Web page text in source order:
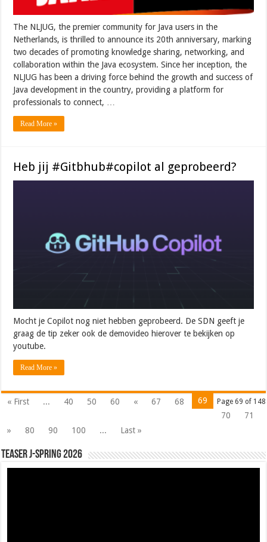
The NLJUG, the premier community for Java users in the
Netherlands, is thrilled to announce its 20th anniversary, marking
two decades of promoting knowledge sharing, networking, and
collaboration within the Java ecosystem. Since her inception, the
NLJUG has been a driving force behind the growth and success of
Java development in the country, providing a platform for
professionals to connect, …
Read More »
Heb jij #Gitbhub#copilot al geprobeerd?
Mocht je Copilot nog niet hebben geprobeerd. De SDN geeft je
graag de tip zeker ook de demovideo hierover te bekijken op
youtube.
Read More »
Page 69 of 148
« First ... 40 50 60 « 67 68
69
70
71
»
80 90 100 ... Last »
Teaser J-Spring 2026